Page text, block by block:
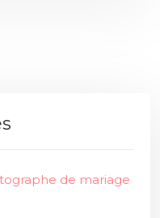
de mariage